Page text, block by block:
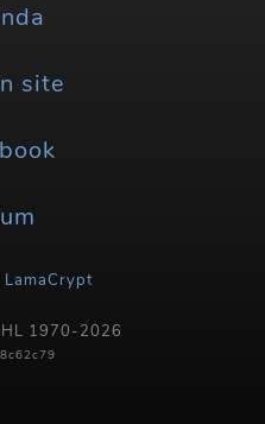
site
LamaCrypt
1970-2026